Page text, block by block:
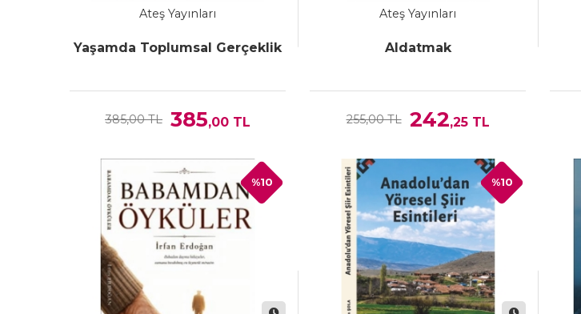
Ateş Yayınları
Yaşamda Toplumsal Gerçeklik
385,00 TL 385,00 TL
Ateş Yayınları
Aldatmak
255,00 TL 242,25TL
%10 %10